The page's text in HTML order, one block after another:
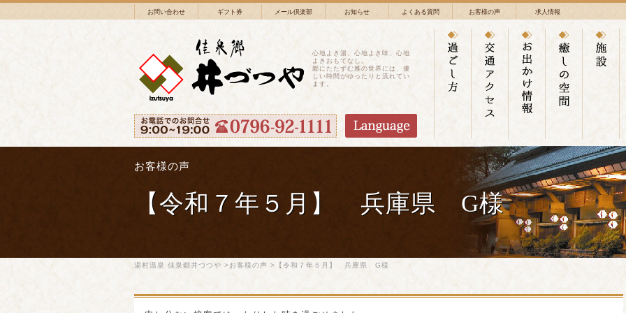
お問い合わせ ギフト券 メール倶楽部 お知らせ よくある質問 お客様の声 求人情報
心地よき湯、心地よき味、心地
よきおもてなし。
鄙にたたずむ雅の世界には、優
しい時間がゆったりと流れてい
ます。
お客様の声
【令和７年５月】 兵庫県 G様
湯村温泉 佳泉郷井づつや >お客様の声 >【令和７年５月】 兵庫県 G様